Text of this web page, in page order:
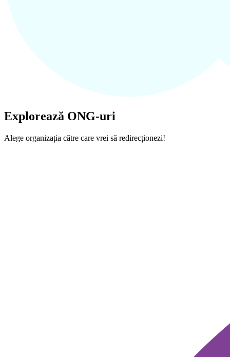
Explorează ONG-uri
Alege organizația către care vrei să redirecționezi!